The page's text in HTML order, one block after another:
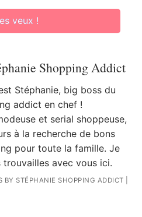
veux !
Shopping Addict
Stéphanie, big boss du
addict en chef !
et serial shoppeuse,
à la recherche de bons
pour toute la famille. Je
trouvailles avec vous ici.
BY STÉPHANIE SHOPPING ADDICT